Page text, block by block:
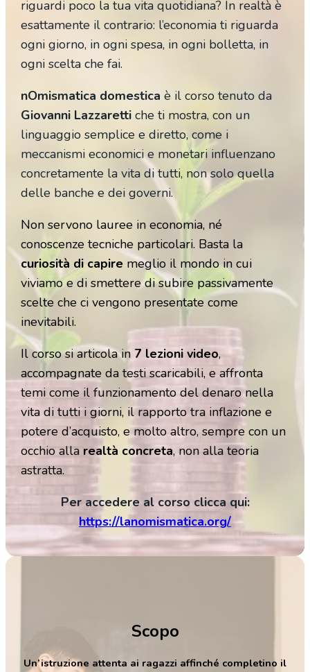
riguardi poco la tua vita quotidiana? In realtà è
esattamente il contrario: l’economia ti riguarda
ogni giorno, in ogni spesa, in ogni bolletta, in
ogni scelta che fai.
nOmismatica domestica è il corso tenuto da
Giovanni Lazzaretti che ti mostra, con un
linguaggio semplice e diretto, come i
meccanismi economici e monetari influenzano
concretamente la vita di tutti, non solo quella
delle banche e dei governi.
Non servono lauree in economia, né
conoscenze tecniche particolari. Basta la
curiosità di capire meglio il mondo in cui
viviamo e di smettere di subire passivamente
scelte che ci vengono presentate come
inevitabili.
Il corso si articola in 7 lezioni video,
accompagnate da testi scaricabili, e affronta
temi come il funzionamento del denaro nella
vita di tutti i giorni, il rapporto tra inflazione e
potere d’acquisto, e molto altro, sempre con un
occhio alla realtà concreta, non alla teoria
astratta.
Per accedere al corso clicca qui:
https://lanomismatica.org/
Scopo
Un’istruzione attenta ai ragazzi affinché completino il